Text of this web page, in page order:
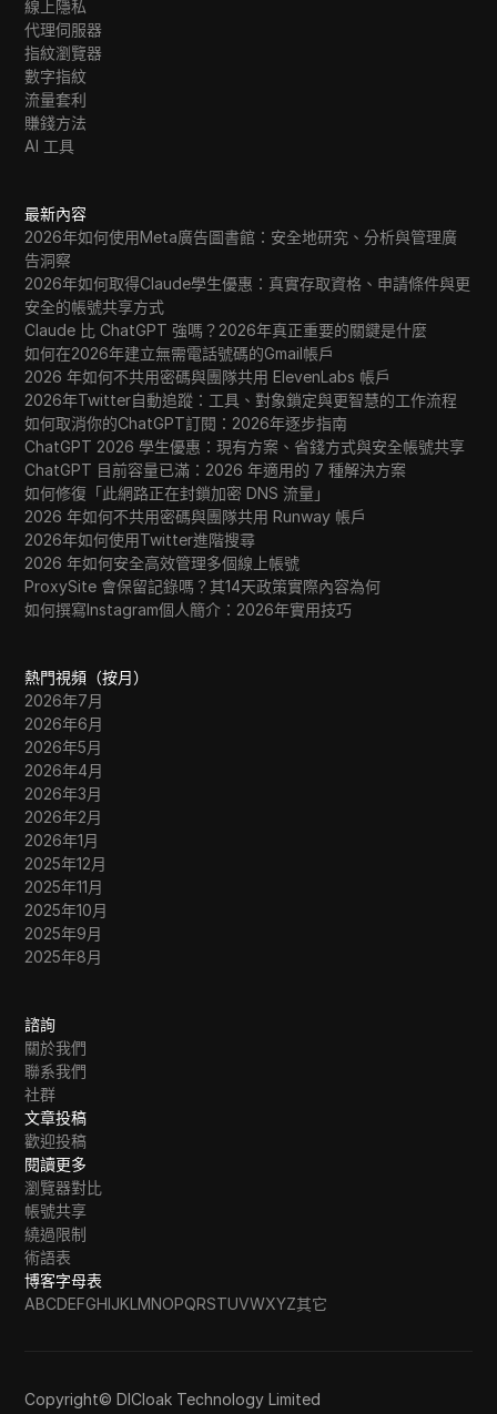
線上隱私
代理伺服器
指紋瀏覽器
數字指紋
流量套利
賺錢方法
AI 工具
最新內容
2026年如何使用Meta廣告圖書館：安全地研究、分析與管理廣
告洞察
2026年如何取得Claude學生優惠：真實存取資格、申請條件與更
安全的帳號共享方式
Claude 比 ChatGPT 強嗎？2026年真正重要的關鍵是什麼
如何在2026年建立無需電話號碼的Gmail帳戶
2026 年如何不共用密碼與團隊共用 ElevenLabs 帳戶
2026年Twitter自動追蹤：工具、對象鎖定與更智慧的工作流程
如何取消你的ChatGPT訂閱：2026年逐步指南
ChatGPT 2026 學生優惠：現有方案、省錢方式與安全帳號共享
ChatGPT 目前容量已滿：2026 年適用的 7 種解決方案
如何修復「此網路正在封鎖加密 DNS 流量」
2026 年如何不共用密碼與團隊共用 Runway 帳戶
2026年如何使用Twitter進階搜尋
2026 年如何安全高效管理多個線上帳號
ProxySite 會保留記錄嗎？其14天政策實際內容為何
如何撰寫Instagram個人簡介：2026年實用技巧
熱門視頻（按月）
2026年7月
2026年6月
2026年5月
2026年4月
2026年3月
2026年2月
2026年1月
2025年12月
2025年11月
2025年10月
2025年9月
2025年8月
諮詢
關於我們
聯系我們
社群
文章投稿
歡迎投稿
閱讀更多
瀏覽器對比
帳號共享
繞過限制
術語表
博客字母表
ABCDEFGHIJKLMNOPQRSTUVWXYZ其它
Copyright© DICloak Technology Limited